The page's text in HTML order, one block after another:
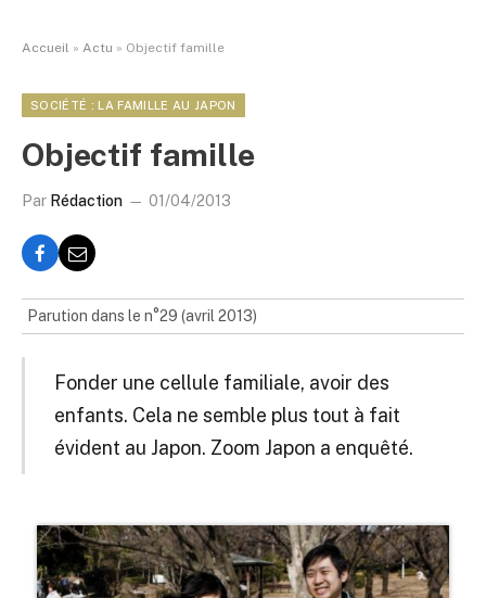
Accueil » Actu » Objectif famille
SOCIÉTÉ : LA FAMILLE AU JAPON
Objectif famille
Par Rédaction 01/04/2013
Parution dans le n°29 (avril 2013)
Fonder une cellule familiale, avoir des
enfants. Cela ne semble plus tout à fait
évident au Japon. Zoom Japon a enquêté.